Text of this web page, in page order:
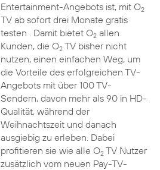
Entertainment-Angebots ist, mit O2
TV ab sofort drei Monate gratis
testen . Damit bietet O2allen
Kunden, die O2TV bisher nicht
nutzen, einen einfachen Weg, um
die Vorteile des erfolgreichen TV-
Angebots mit über 100 TV-
Sendern, davon mehr als 90 in HD-
Qualität, während der
Weihnachtszeit und danach
ausgiebig zu erleben. Dabei
profitieren sie wie alle O2TV Nutzer
zusätzlich vom neuen Pay-TV-